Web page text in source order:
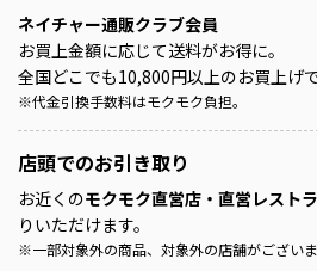
ネイチャー通販クラブ会員
お買上金額に応じて送料がお得に。
全国どこでも10,800円以上のお買上げ
※代金引換手数料はモクモク負担。
店頭でのお引き取り
お近くのモクモク直営店・直営レスト
りいただけます。
※一部対象外の商品、対象外の店舗がございま